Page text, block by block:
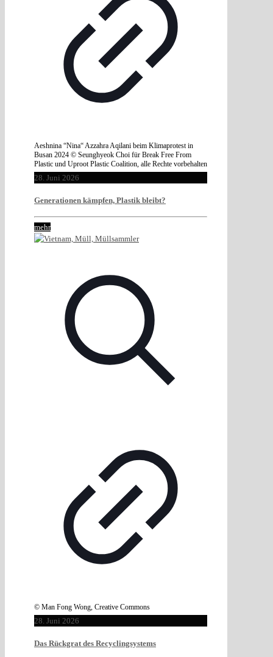
Aeshnina “Nina“ Azzahra Aqilani beim Klimaprotest in
Busan 2024 © Seunghyeok Choi für Break Free From
Plastic und Uproot Plastic Coalition, alle Rechte vorbehalten
28. Juni 2026
Generationen kämpfen, Plastik bleibt?
mehr
© Man Fong Wong, Creative Commons
28. Juni 2026
Das Rückgrat des Recyclingsystems